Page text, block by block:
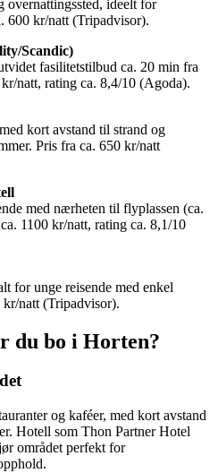
overnattingssted, ideelt for
600 kr/natt (Tripadvisor).
Scandic)
fasilitetstilbud ca. 20 min fra
natt, rating ca. 8,4/10 (Agoda).
kort avstand til strand og
Pris fra ca. 650 kr/natt
med nærheten til flyplassen (ca.
1100 kr/natt, rating ca. 8,1/10
for unge reisende med enkel
kr/natt (Tripadvisor).
du bo i Horten?
og kaféer, med kort avstand
Hotell som Thon Partner Hotel
området perfekt for